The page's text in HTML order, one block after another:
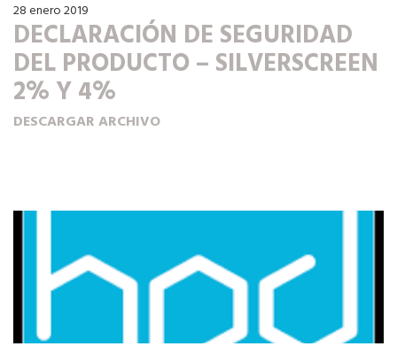
28 enero 2019
DECLARACIÓN DE SEGURIDAD
DEL PRODUCTO – SILVERSCREEN
2% Y 4%
DESCARGAR ARCHIVO